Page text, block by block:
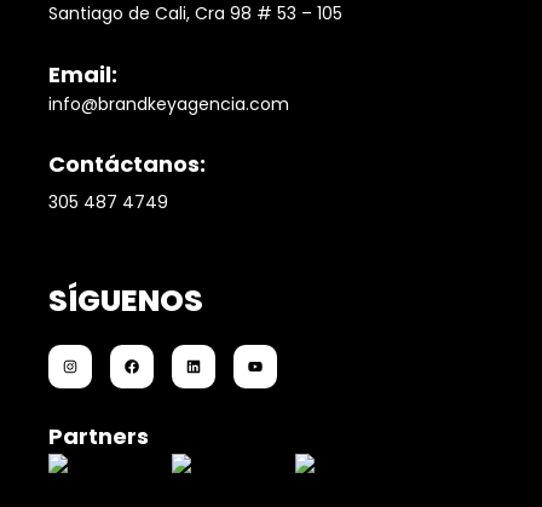
Santiago de Cali, Cra 98 # 53 – 105
Email:
info@brandkeyagencia.com
Contáctanos:
305 487 4749
SÍGUENOS
Partners